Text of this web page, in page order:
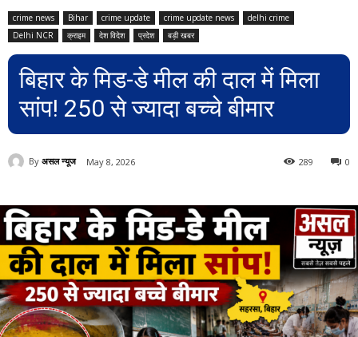
crime news Bihar crime update crime update news
delhi crime
Delhi NCR
क्राइम देश विदेश प्रदेश बड़ी खबर
बिहार के मिड-डे मील की दाल में मिला
सांप! 250 से ज्यादा बच्चे बीमार
By असल न्यूज May 8, 2026 0
289